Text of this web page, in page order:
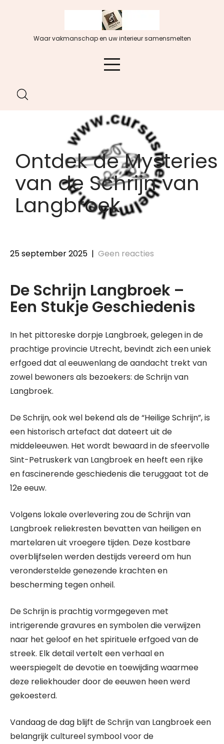
Waar vakmanschap en uw interieur samensmelten
Ontdek de Mysteries
van de Schrijn van
Langbroek
25 september 2025 | Geen reacties
De Schrijn Langbroek –
Een Stukje Geschiedenis
In het pittoreske dorpje Langbroek, gelegen in de
prachtige provincie Utrecht, bevindt zich een uniek
erfgoed dat al eeuwenlang de aandacht trekt van
zowel bewoners als bezoekers: de Schrijn van
Langbroek.
De Schrijn, ook wel bekend als de “Heilige Schrijn”, is
een historisch artefact dat dateert uit de
middeleeuwen. Het wordt bewaard in de sfeervolle
Sint-Petruskerk van Langbroek en heeft een rijke
en fascinerende geschiedenis die teruggaat tot de
12e eeuw.
Volgens lokale overlevering zou de Schrijn van
Langbroek reliekresten bevatten van heiligen en
martelaren uit vroegere tijden. Deze kostbare
overblijfselen werden destijds vereerd om hun
veronderstelde genezende krachten en
bescherming tegen onheil.
De Schrijn is prachtig vormgegeven met
intrigerende gravures en symbolen die verwijzen
naar het geloof en het spirituele erfgoed van de
streek. Elk detail vertelt een verhaal en
weerspiegelt de devotie en toewijding waarmee
deze reliekhouder door de eeuwen heen werd
gekoesterd.
Vandaag de dag blijft de Schrijn van Langbroek een
belangrijk cultureel symbool voor de